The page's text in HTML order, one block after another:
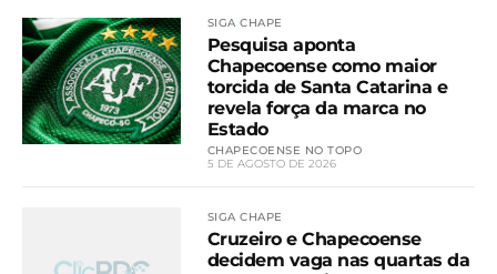
SIGA CHAPE
Pesquisa aponta
Chapecoense como maior
torcida de Santa Catarina e
revela força da marca no
Estado
CHAPECOENSE NO TOPO
5 DE AGOSTO DE 2026
SIGA CHAPE
Cruzeiro e Chapecoense
decidem vaga nas quartas da